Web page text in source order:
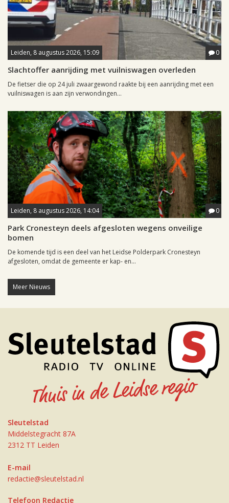
Leiden, 8 augustus 2026, 15:09 0
Slachtoffer aanrijding met vuilniswagen overleden
De fietser die op 24 juli zwaargewond raakte bij een aanrijding met een
vuilniswagen is aan zijn verwondingen...
Leiden, 8 augustus 2026, 14:04 0
Park Cronesteyn deels afgesloten wegens onveilige
bomen
De komende tijd is een deel van het Leidse Polderpark Cronesteyn
afgesloten, omdat de gemeente er kap- en...
Meer Nieuws
Sleutelstad
Middelstegracht 87A
2312 TT Leiden
E-mail
redactie@sleutelstad.nl
Telefoon Redactie